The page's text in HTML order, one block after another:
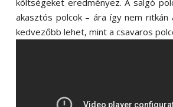
költségeket eredményez. A salgó
akasztós polcok – ára így nem ritkán
kedvezőbb lehet, mint a csavaros